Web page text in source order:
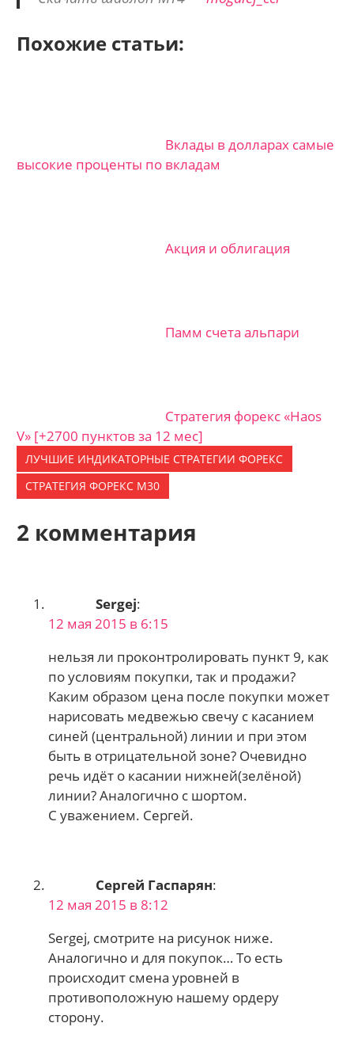
Похожие статьи:
Вклады в долларах самые
высокие проценты по вкладам
Акция и облигация
Памм счета альпари
Стратегия форекс «Haos
V» [+2700 пунктов за 12 мес]
ЛУЧШИЕ ИНДИКАТОРНЫЕ CТРАТЕГИИ ФОРЕКС
СТРАТЕГИЯ ФОРЕКС M30
2 комментария
Sergej:
12 мая 2015 в 6:15
нельзя ли проконтролировать пункт 9, как
по условиям покупки, так и продажи?
Каким образом цена после покупки может
нарисовать медвежью свечу с касанием
синей (центральной) линии и при этом
быть в отрицательной зоне? Очевидно
речь идёт о касании нижней(зелёной)
линии? Аналогично с шортом.
С уважением. Сергей.
Сергей Гаспарян:
12 мая 2015 в 8:12
Sergej, смотрите на рисунок ниже.
Аналогично и для покупок… То есть
происходит смена уровней в
противоположную нашему ордеру
сторону.